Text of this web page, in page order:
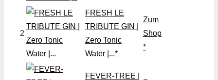
2
FRESH LE
TRIBUTE GIN |
Zero Tonic
Water |...*
Zum
Shop
*
FEVER-TREE |